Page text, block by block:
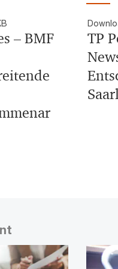
– BMF
TP